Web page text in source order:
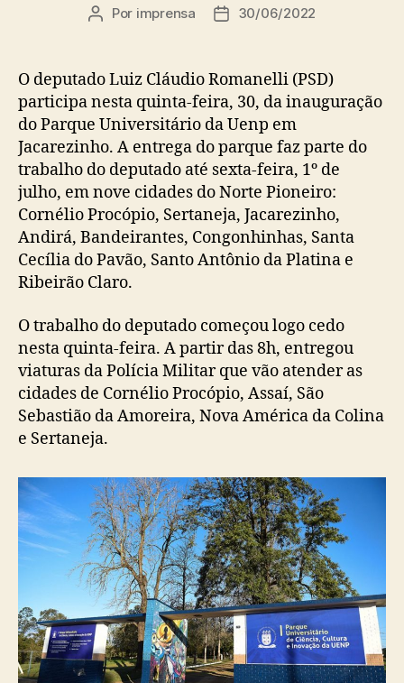
Autor
Por imprensa
Data30/06/2022
O deputado Luiz Cláudio Romanelli (PSD)
participa nesta quinta-feira, 30, da inauguração
do Parque Universitário da Uenp em
Jacarezinho. A entrega do parque faz parte do
trabalho do deputado até sexta-feira, 1º de
julho, em nove cidades do Norte Pioneiro:
Cornélio Procópio, Sertaneja, Jacarezinho,
Andirá, Bandeirantes, Congonhinhas, Santa
Cecília do Pavão, Santo Antônio da Platina e
Ribeirão Claro.
O trabalho do deputado começou logo cedo
nesta quinta-feira. A partir das 8h, entregou
viaturas da Polícia Militar que vão atender as
cidades de Cornélio Procópio, Assaí, São
Sebastião da Amoreira, Nova América da Colina
e Sertaneja.